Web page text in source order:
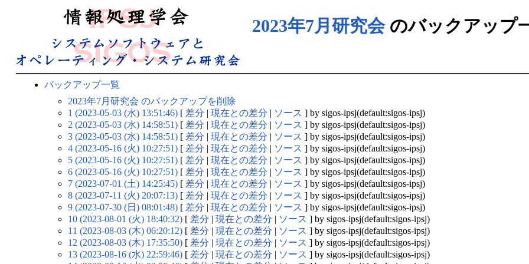
2023年7月研究会のバックアップ
バックアップ一覧
2023年7月研究会 のバックアップを削除
1 (2023-05-03 (水) 13:51:46)[ 差分 | 現在との差分 | ソース ] by sigos-ipsj(default:sigos-ipsj)
2 (2023-05-03 (水) 14:58:51)[ 差分 | 現在との差分 | ソース ] by sigos-ipsj(default:sigos-ipsj)
3 (2023-05-03 (水) 14:58:51)[ 差分 | 現在との差分 | ソース ] by sigos-ipsj(default:sigos-ipsj)
4 (2023-05-16 (火) 10:27:51)[ 差分 | 現在との差分 | ソース ] by sigos-ipsj(default:sigos-ipsj)
5 (2023-05-16 (火) 10:27:51)[ 差分 | 現在との差分 | ソース ] by sigos-ipsj(default:sigos-ipsj)
6 (2023-05-16 (火) 10:27:51)[ 差分 | 現在との差分 | ソース ] by sigos-ipsj(default:sigos-ipsj)
7 (2023-07-01 (土) 14:25:45)[ 差分 | 現在との差分 | ソース ] by sigos-ipsj(default:sigos-ipsj)
8 (2023-07-11 (火) 20:07:13)[ 差分 | 現在との差分 | ソース ] by sigos-ipsj(default:sigos-ipsj)
9 (2023-07-30 (日) 08:01:48)[ 差分 | 現在との差分 | ソース ] by sigos-ipsj(default:sigos-ipsj)
10 (2023-08-01 (火) 18:40:32)[ 差分 | 現在との差分 | ソース ] by sigos-ipsj(default:sigos-ipsj)
11 (2023-08-03 (木) 06:20:12)[ 差分 | 現在との差分 | ソース ] by sigos-ipsj(default:sigos-ipsj)
12 (2023-08-03 (木) 17:35:50)[ 差分 | 現在との差分 | ソース ] by sigos-ipsj(default:sigos-ipsj)
13 (2023-08-16 (水) 22:59:46)[ 差分 | 現在との差分 | ソース ] by sigos-ipsj(default:sigos-ipsj)